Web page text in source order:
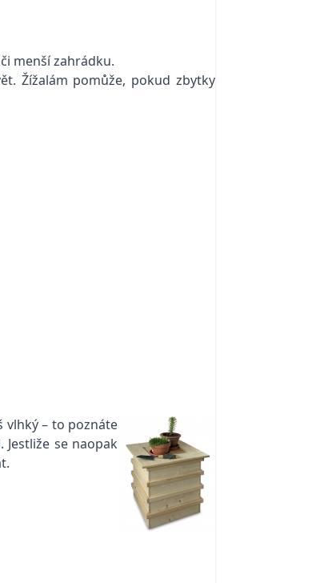
menší zahrádku.
Žížalám pomůže, pokud zbytky
vlhký – to poznáte
se naopak